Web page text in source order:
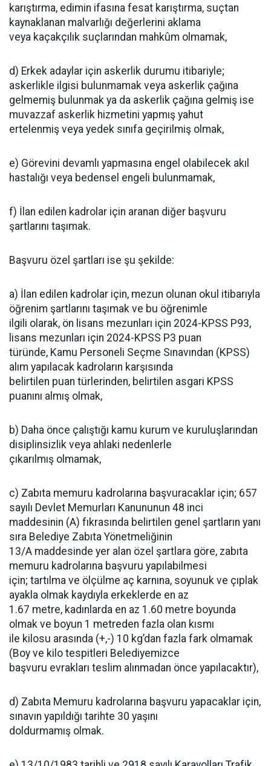
karıştırma, edimin ifasına fesat karıştırma, suçtan
kaynaklanan malvarlığı değerlerini aklama
veya kaçakçılık suçlarından mahkûm olmamak,
d) Erkek adaylar için askerlik durumu itibariyle;
askerlikle ilgisi bulunmamak veya askerlik çağına
gelmemiş bulunmak ya da askerlik çağına gelmiş ise
muvazzaf askerlik hizmetini yapmış yahut
ertelenmiş veya yedek sınıfa geçirilmiş olmak,
e) Görevini devamlı yapmasına engel olabilecek akıl
hastalığı veya bedensel engeli bulunmamak,
f) İlan edilen kadrolar için aranan diğer başvuru
şartlarını taşımak.
Başvuru özel şartları ise şu şekilde:
a) İlan edilen kadrolar için, mezun olunan okul itibarıyla
öğrenim şartlarını taşımak ve bu öğrenimle
ilgili olarak, ön lisans mezunları için 2024-KPSS P93,
lisans mezunları için 2024-KPSS P3 puan
türünde, Kamu Personeli Seçme Sınavından (KPSS)
alım yapılacak kadroların karşısında
belirtilen puan türlerinden, belirtilen asgari KPSS
puanını almış olmak,
b) Daha önce çalıştığı kamu kurum ve kuruluşlarından
disiplinsizlik veya ahlaki nedenlerle
çıkarılmış olmamak,
c) Zabıta memuru kadrolarına başvuracaklar için; 657
sayılı Devlet Memurları Kanununun 48 inci
maddesinin (A) fıkrasında belirtilen genel şartların yanı
sıra Belediye Zabıta Yönetmeliğinin
13/A maddesinde yer alan özel şartlara göre, zabıta
memuru kadrolarına başvuru yapılabilmesi
için; tartılma ve ölçülme aç karnına, soyunuk ve çıplak
ayakla olmak kaydıyla erkeklerde en az
1.67 metre, kadınlarda en az 1.60 metre boyunda
olmak ve boyun 1 metreden fazla olan kısmı
ile kilosu arasında (+,-) 10 kg’dan fazla fark olmamak
(Boy ve kilo tespitleri Belediyemizce
başvuru evrakları teslim alınmadan önce yapılacaktır),
d) Zabıta Memuru kadrolarına başvuru yapacaklar için,
sınavın yapıldığı tarihte 30 yaşını
doldurmamış olmak.